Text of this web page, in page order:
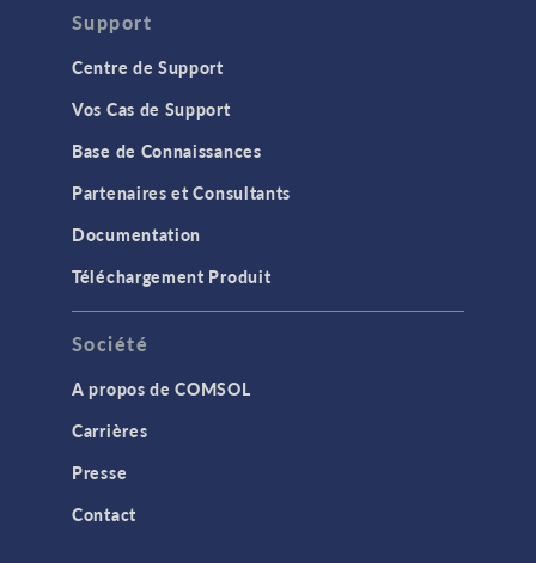
Support
Centre de Support
Vos Cas de Support
Base de Connaissances
Partenaires et Consultants
Documentation
Téléchargement Produit
Société
A propos de COMSOL
Carrières
Presse
Contact